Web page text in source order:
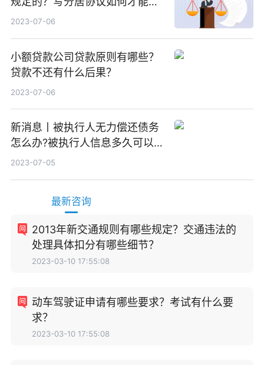
效？
2023-07-06
小额贷款公司贷款原则有哪些？
贷款不还有什么后果？
2023-07-06
新消息丨被执行人无力偿还债务
怎么办?被执行人信息多久可以
消除?
2023-07-05
最新咨询
2013年新交通规则有哪些规定？交通违法的
处理具体扣分有哪些细节？
2023-03-10 17:55:08
动车驾驶证申请有哪些要求？考试有什么要
求？
2023-03-10 17:55:08